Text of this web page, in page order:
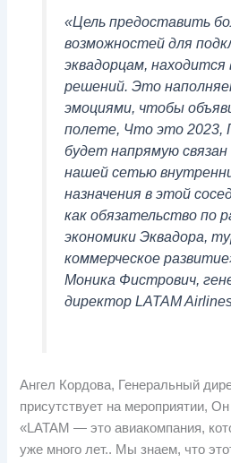
«Цель предоставить
возможностей для
эквадорцам,
решений. Это
эмоциями, чтобы
полете, Что это 2023,
будет напрямую
нашей сетью
назначения в этой
как обязательство по
экономики Эквадора,
коммерческое
Моника Фистрович,
директор LATAM
Ангел Кордова, Генеральный
присутствует на мероприятии,
«LATAM — это авиакомпания,
уже много лет.. Мы знаем, что